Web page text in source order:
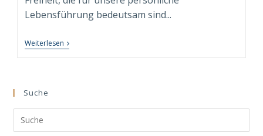
Lebensführung bedeutsam sind...
Weiterlesen Freiheit
=
+
Suche
Search
this